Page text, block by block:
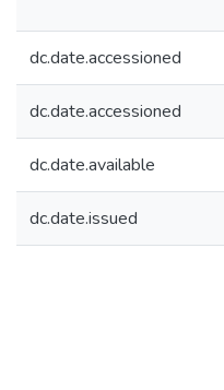
dc.date.accessioned
dc.date.accessioned
dc.date.available
dc.date.issued